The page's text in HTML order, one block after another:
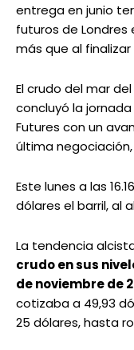
entrega en junio
futuros de Londres
más que al
El crudo del mar
concluyó la
Futures con un
última negociación,
Este lunes a las
dólares el barril, al
La tendencia
crudo en sus
de noviembre de
cotizaba a 49,93
25 dólares, hasta